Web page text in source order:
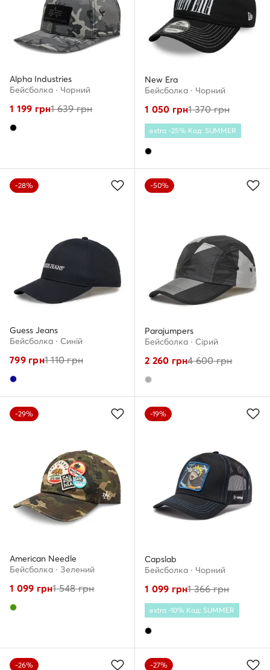
Alpha Industries
Бейсболка · Чорний
1 199 грн1 639грн
New Era
Бейсболка · Чорний
1 050 грн1 370грн
extra -25% Код: SUMMER
-28%
Guess Jeans
Бейсболка · Cиній
799грн1 110грн
-50%
Parajumpers
Бейсболка · Сірий
2 260 грн4 600грн
-29%
American Needle
Бейсболка · Зелений
1 099 грн1 548грн
-19%
Capslab
Бейсболка · Чорний
1 099 грн1 366грн
extra -10% Код: SUMMER
-26% -27%